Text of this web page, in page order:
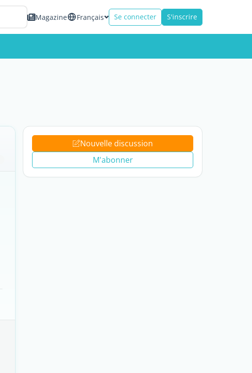
Magazine Français Se connecter S'inscrire
Nouvelle discussion
M'abonner